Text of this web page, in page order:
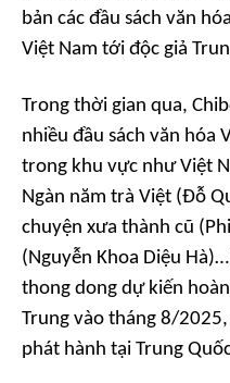
bản các đầu sách văn
Việt Nam tới độc giả
Trong thời gian qua,
nhiều đầu sách văn hóa
trong khu vực nhưViệt
Ngàn năm trà Việt (Đỗ
chuyện xưa thành cũ
(Nguyễn Khoa Diệu
thong dong dự kiến
Trung vào tháng 8/
phát hành tại Trung